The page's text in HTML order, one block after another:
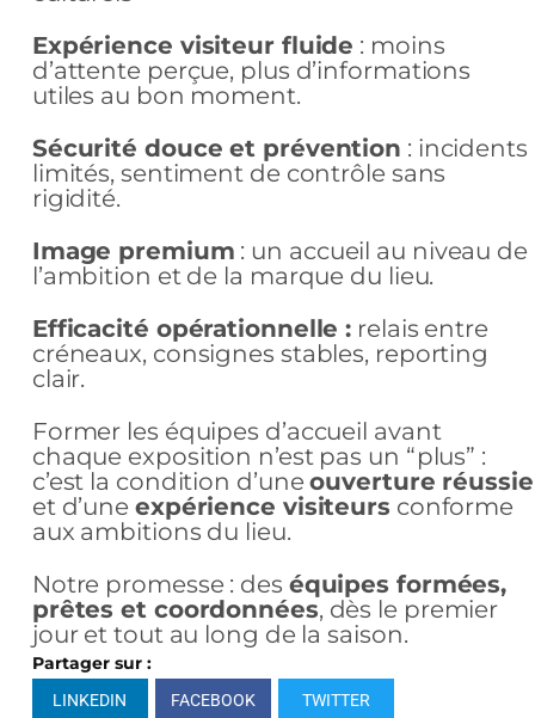
Expérience visiteur fluide : moins
d’attente perçue, plus d’informations
utiles au bon moment.
Sécurité douce et prévention : incidents
limités, sentiment de contrôle sans
rigidité.
Image premium : un accueil au niveau de
l’ambition et de la marque du lieu.
Efficacité opérationnelle : relais entre
créneaux, consignes stables, reporting
clair.
Former les équipes d’accueil avant
chaque exposition n’est pas un “plus” :
c’est la condition d’uneouverture réussie
et d’une expérience visiteurs conforme
aux ambitions du lieu.
Notre promesse : des équipes formées,
prêtes et coordonnées, dès le premier
jour et tout au long de la saison.
Partager sur :
LINKEDIN FACEBOOK TWITTER